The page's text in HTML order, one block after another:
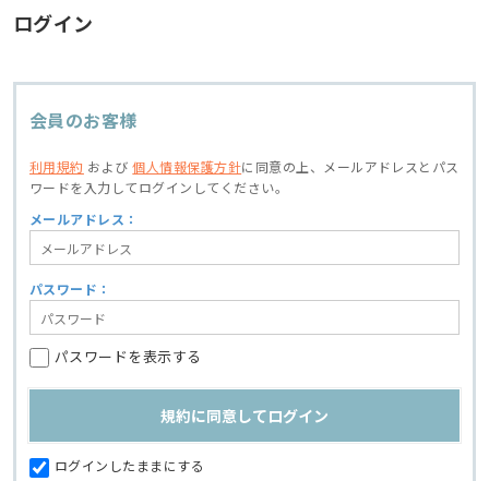
ログイン
会員のお客様
利用規約 および個人情報保護方針に同意の上、
メールアドレスとパス
ワードを入力してログインしてください。
メールアドレス：
パスワード：
パスワードを表示する
ログインしたままにする